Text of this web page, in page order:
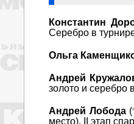
Константин
Серебро в
Ольга
Андрей
золото и серебро
Андрей Лобода
место), II этап